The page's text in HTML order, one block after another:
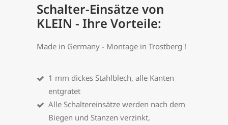
Schalter-Einsätze von
KLEIN - Ihre Vorteile:
Made in Germany - Montage in Trostberg !
1 mm dickes Stahlblech, alle Kanten
entgratet
Alle Schaltereinsätze werden nach dem
Biegen und Stanzen verzinkt,